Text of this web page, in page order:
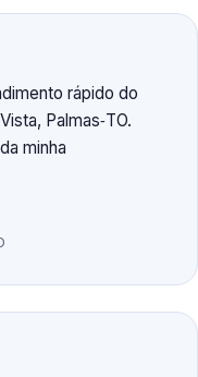
rápido do
Palmas‑TO.
minha